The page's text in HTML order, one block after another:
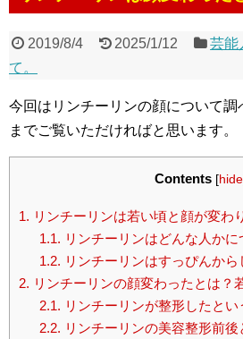
2019/8/4 2025/1/12
芸能
て。
今回はリンチーリンの顔について調
までご覧いただければと思います。
Contents [hide
1. リンチーリンは若い頃と顔が変わ
1.1. リンチーリンはどんな人かに
1.2. リンチーリンはすっぴんから
2. リンチーリンの顔変わったとは？
2.1. リンチーリンが整形したとい
2.2. リンチーリンの美容整形前